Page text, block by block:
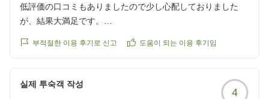
低評価の口コミもありましたので少し心配しておりました
が、結果大満足です。
ていました。
外国の方が多かったのですが、皆さん日本語お上手で、愛想
부적절한 이용 후기로 신고 도움이 되는 이용 후기임
실제 투숙객 작성
4